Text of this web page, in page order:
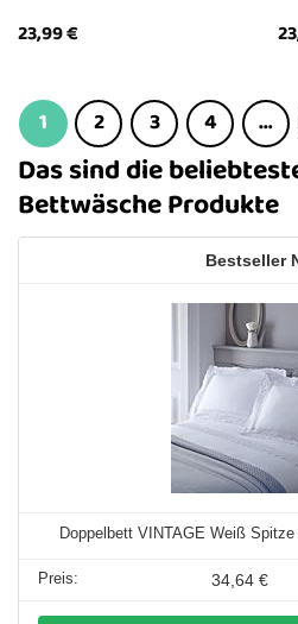
23,99€
1 2 3 4 …
Das sind die
Bettwäsche Produkte
Doppelbett VINTAGE Weiß
34,64 €